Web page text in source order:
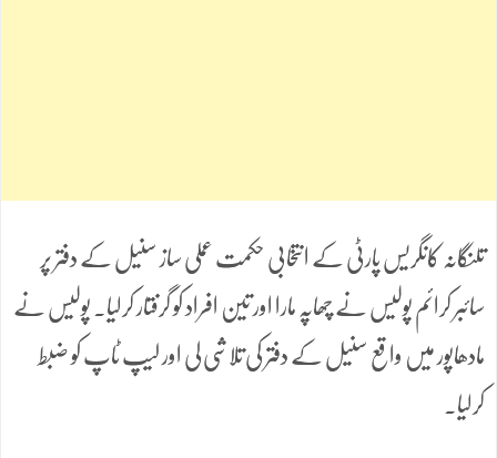
تلنگانہ کانگریس پارٹی کے انتخابی حکمت عملی ساز سنیل کے دفتر پر
سائبر کرائم پولیس نے چھاپہ مارا اور تین افراد کو گرفتار کرلیا۔ پولیس نے
مادھاپور میں واقع سنیل کے دفتر کی تلاشی لی اور لیپ ٹاپ کو ضبط
کرلیا۔